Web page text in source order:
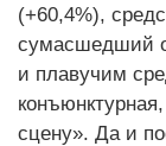
(+60,4%),
сумасшедший
и плавучим
сцену». Да и